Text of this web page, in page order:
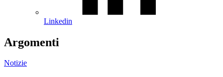
Linkedin
Argomenti
Notizie